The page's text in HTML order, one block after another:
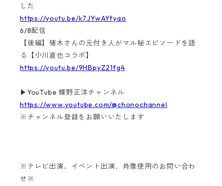
した
https://youtu.be/k7JYwAYfyao
6/8配信
【後編】猪木さんの元付き人がマル秘エピソードを語
る【小川直也コラボ】
https://youtu.be/9HBpyZ21fg4
▶YouTube 蝶野正洋チャンネル
https://www.youtube.com/@chonochannel
※チャンネル登録をお願いいたします
※テレビ出演、イベント出演、肖像使用のお問い合わ
せ※